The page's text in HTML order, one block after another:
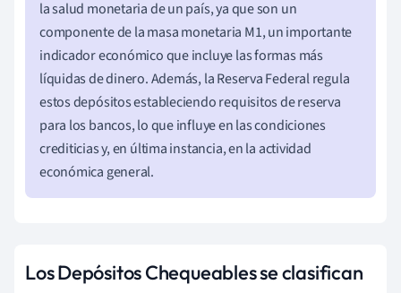
la salud monetaria de un país, ya que son un
componente de la masa monetaria M1, un importante
indicador económico que incluye las formas más
líquidas de dinero. Además, la Reserva Federal regula
estos depósitos estableciendo requisitos de reserva
para los bancos, lo que influye en las condiciones
crediticias y, en última instancia, en la actividad
económica general.
Los Depósitos Chequeables se clasifican